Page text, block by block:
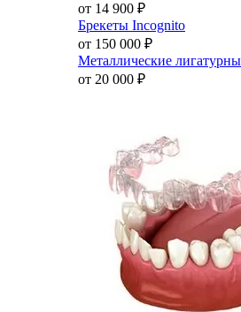
от 14 900 ₽
Брекеты Incognito
от 150 000 ₽
Металлические
от 20 000 ₽